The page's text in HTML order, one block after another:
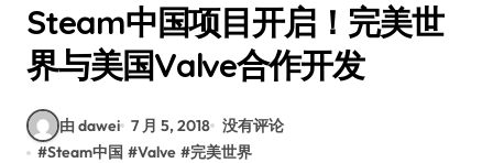
Steam中国项目开启！完美世
界与美国Valve合作开发
由 dawei 7 月 5, 2018 没有评论
#Steam中国 #Valve #完美世界